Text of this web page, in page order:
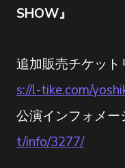
SHOW』
追加販売チケット
s://l-tike.com/
公演インフォメー
t/info/3277/